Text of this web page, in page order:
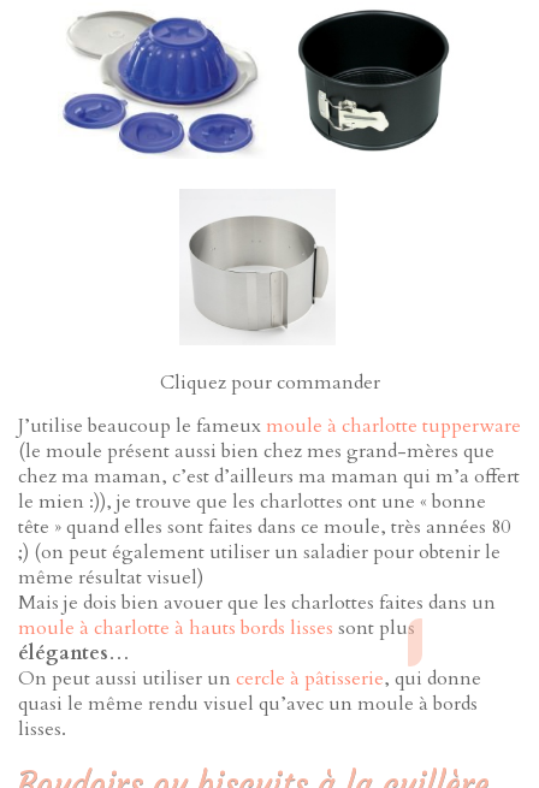
Cliquez pour commander
J’utilise beaucoup le fameux moule à charlotte tupperware
(le moule présent aussi bien chez mes grand-mères que
chez ma maman, c’est d’ailleurs ma maman qui m’a offert
le mien :)), je trouve que les charlottes ont une « bonne
tête » quand elles sont faites dans ce moule, très années 80
;) (on peut également utiliser un saladier pour obtenir le
même résultat visuel)
Mais je dois bien avouer que les charlottes faites dans un
moule à charlotte à hauts bords lisses sont plus
élégantes…
On peut aussi utiliser un cercle à pâtisserie, qui donne
quasi le même rendu visuel qu’avec un moule à bords
lisses.